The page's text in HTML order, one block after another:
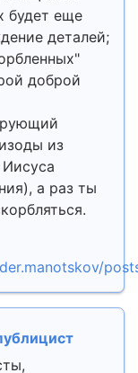
будет еще
деталей;
доброй
из
а раз ты